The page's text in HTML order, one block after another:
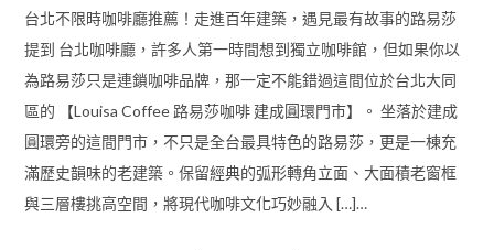
台北不限時咖啡廳推薦！走進百年建築，遇見最有故事的路易莎
提到 台北咖啡廳，許多人第一時間想到獨立咖啡館，但如果你以
為路易莎只是連鎖咖啡品牌，那一定不能錯過這間位於台北大同
區的 【Louisa Coffee 路易莎咖啡 建成圓環門市】。 坐落於建成
圓環旁的這間門市，不只是全台最具特色的路易莎，更是一棟充
滿歷史韻味的老建築。保留經典的弧形轉角立面、大面積老窗框
與三層樓挑高空間，將現代咖啡文化巧妙融入 […]…